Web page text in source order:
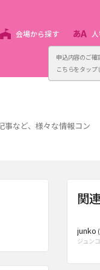
申込内容のご確
こちらをタッ
会場から探す
事など、様々な情報コン
関
junko
ジュンコ